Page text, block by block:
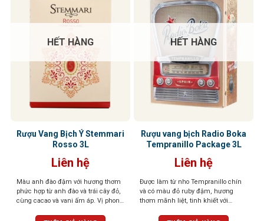
HẾT HÀNG
Rượu Vang Bịch Ý Stemmari
Rosso 3L
Liên hệ
Màu anh đào đậm với hương thơm
phức hợp từ anh đào và trái cây đỏ,
cùng cacao và vani ấm áp. Vị phong
HẾT HÀNG
Rượu vang bịch Radio Boka
Tempranillo Package 3L
Liên hệ
Được làm từ nho Tempranillo chín
và có màu đỏ ruby đậm, hương
thơm mãnh liệt, tinh khiết với